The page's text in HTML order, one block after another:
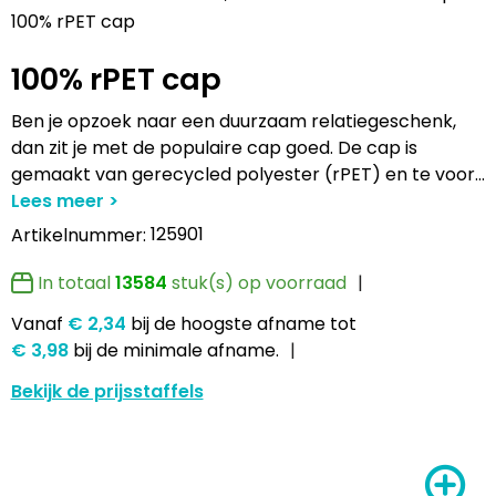
Lampen en Gereedschap
Levensmiddelen
Paraplu's
Persoonlijke verzorging
Reisbenodigdheden
Sleutelhangers en Lanyards
Snoepgoed
Spellen voor binnen en buiten
Draagtassen
Duffeltassen
Fietstassen
Golftassen
Heuptassen
Jute tassen
Katoenen draagtassen
Kledingtassen
Multifunctionele pennen
Accessoires voor pennen
Kinderschrijfwaren
Pennen in unieke vormen
Gadgetpennen
Hemden bedrukken
Jassen bedrukken
Kledingaccessoires
Ondergoed, Sokken en Nachtkleding
Petten, Hoeden en Mutsen
Peuters en Baby's
Polo's bedrukken
Regenkleding
USB Stekkers
MP3's
Selfie sticks
Powerbanks
Telefoonstandaards en accessoires
Computer- en Laptopaccessoires
Zonne energie opladers
Tabletstandaards en accessoires
Pennen etui's
Pennenhouders
Portemonnees
Post, Pen en Geschenkverpakkingen
Stickers
Visitekaart- en Pashouders
Whiteboards en flipcharts
Hoteltextiel
Jassen
Kledingaccessoires
Ondergoed en Sokken
Overalls
Overhemden
Polo's
Reflecterende polo's
Clique
Cutter & Buck
Elevate
James Harvest
Journalbooks
Mepal
Moleskine
Motorola
100% rPET cap
100% rPET cap
Ben je opzoek naar een duurzaam relatiegeschenk,
dan zit je met de populaire cap goed. De cap is
gemaakt van gerecycled polyester (rPET) en te voor...
Artikelnummer: 125901
In totaal13584 stuk(s) op voorraad
Vanaf € 2,34 bij de hoogste afnametot
€ 3,98 bij de minimale afname.
Bekijk de prijsstaffels